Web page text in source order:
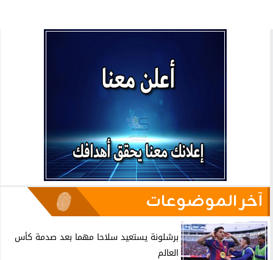
آخر الموضوعات
برشلونة يستعيد سلاحا مهما بعد صدمة كأس
العالم